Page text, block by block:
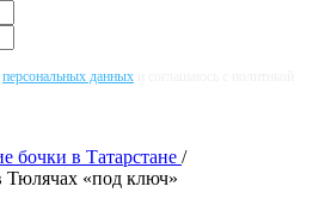
персональных данных
бочки в Татарстане /
Тюлячах «под ключ»